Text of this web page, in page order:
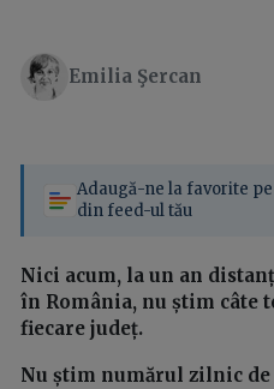
Emilia Şercan
Adaugă-ne la favorite
din feed-ul tău
Nici acum, la un an
în România, nu știm câte
fiecare județ.
Nu știm numărul zilnic de